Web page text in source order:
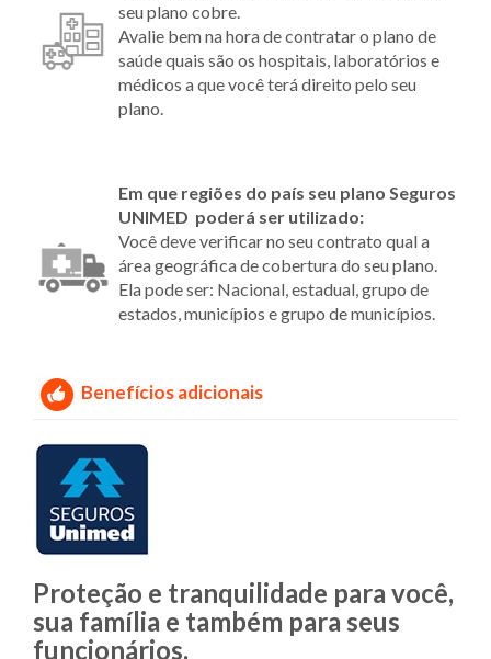
seu plano cobre.
Avalie bem na hora de contratar o plano de
saúde quais são os hospitais, laboratórios e
médicos a que você terá direito pelo seu
plano.
Em que regiões do país seu plano Seguros
UNIMED poderá ser utilizado:
Você deve verificar no seu contrato qual a
área geográfica de cobertura do seu plano.
Ela pode ser: Nacional, estadual, grupo de
estados, municípios e grupo de municípios.
Benefícios adicionais
Proteção e tranquilidade para você,
sua família e também para seus
funcionários.